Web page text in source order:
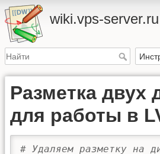
wiki.vps-server.ru
Разметка двух
для работы в
# Удаляем разметку на